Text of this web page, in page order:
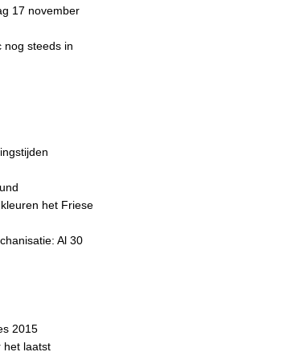
17 november
nog steeds in
het Friese
Al 30
2015
het laatst